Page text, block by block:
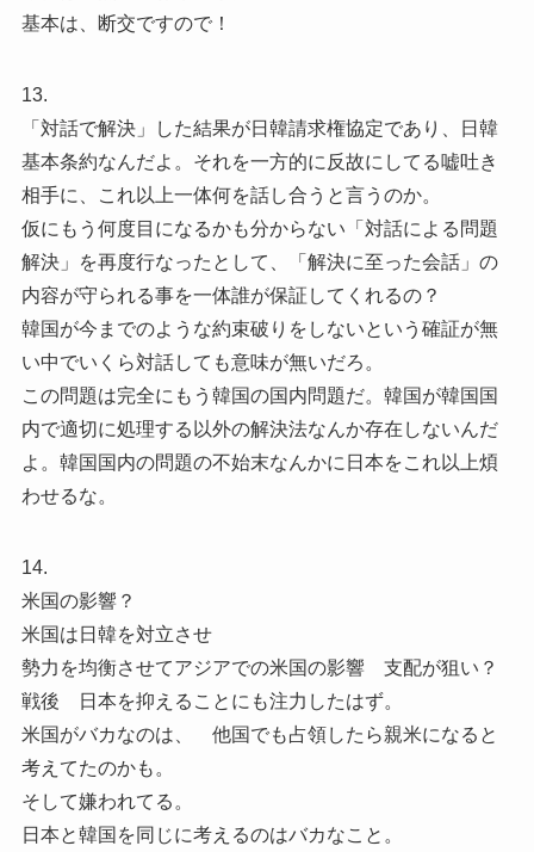
基本は、断交ですので！
13.
「対話で解決」した結果が日韓請求権協定であり、日韓
基本条約なんだよ。それを一方的に反故にしてる嘘吐き
相手に、これ以上一体何を話し合うと言うのか。
仮にもう何度目になるかも分からない「対話による問題
解決」を再度行なったとして、「解決に至った会話」の
内容が守られる事を一体誰が保証してくれるの？
韓国が今までのような約束破りをしないという確証が無
い中でいくら対話しても意味が無いだろ。
この問題は完全にもう韓国の国内問題だ。韓国が韓国国
内で適切に処理する以外の解決法なんか存在しないんだ
よ。韓国国内の問題の不始末なんかに日本をこれ以上煩
わせるな。
14.
米国の影響？
米国は日韓を対立させ
勢力を均衡させてアジアでの米国の影響 支配が狙い？
戦後 日本を抑えることにも注力したはず。
米国がバカなのは、 他国でも占領したら親米になると
考えてたのかも。
そして嫌われてる。
日本と韓国を同じに考えるのはバカなこと。